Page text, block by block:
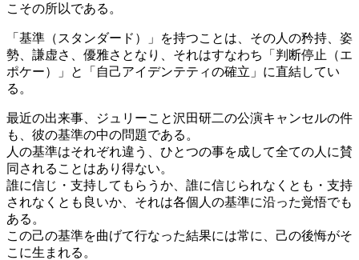
こその所以である。
「基準（スタンダード）」を持つことは、その人の矜持、姿
勢、謙虚さ、優雅さとなり、それはすなわち「判断停止（エ
ポケー）」と「自己アイデンテティの確立」に直結してい
る。
最近の出来事、ジュリーこと沢田研二の公演キャンセルの件
も、彼の基準の中の問題である。
人の基準はそれぞれ違う、ひとつの事を成して全ての人に賛
同されることはあり得ない。
誰に信じ・支持してもらうか、誰に信じられなくとも・支持
されなくとも良いか、それは各個人の基準に沿った覚悟でも
ある。
この己の基準を曲げて行なった結果には常に、己の後悔がそ
こに生まれる。